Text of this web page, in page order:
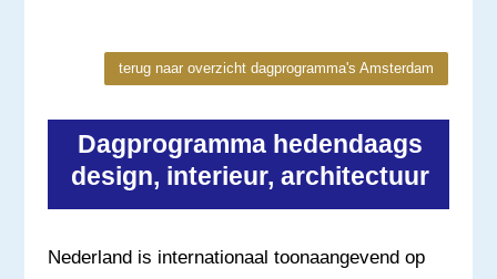
terug naar overzicht dagprogramma's Amsterdam
Dagprogramma hedendaags
design, interieur, architectuur
Nederland is internationaal toonaangevend op